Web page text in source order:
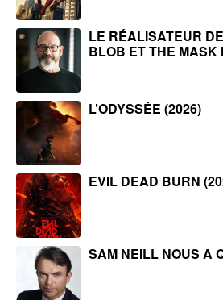
LE RÉALISATEUR
BLOB ET THE MASK
L’ODYSSÉE (2026)
EVIL DEAD BURN
SAM NEILL NOUS A